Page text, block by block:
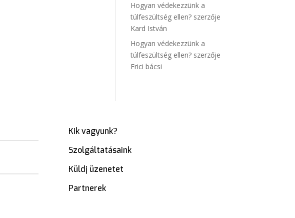
Hogyan védekezzünk a
túlfeszültség ellen? szerzője
Kard István
Hogyan védekezzünk a
túlfeszültség ellen? szerzője
Frici bácsi
Kik vagyunk?
Szolgáltatásaink
Küldj üzenetet
Partnerek